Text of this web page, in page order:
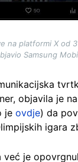
na platformi X od
Samsung
objavila je na
je ovdje) da
igara
već je